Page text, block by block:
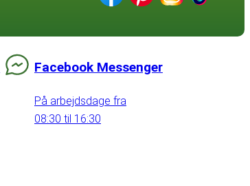
Facebook Messenger
På arbejdsdage fra
08:30 til 16:30